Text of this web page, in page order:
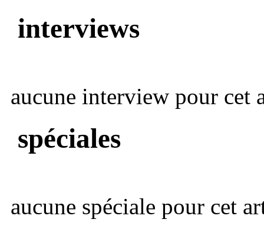
interviews
aucune interview pour cet
spéciales
aucune spéciale pour cet